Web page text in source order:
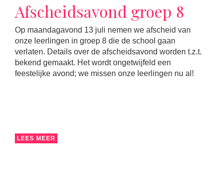
Afscheidsavond groep 8
Op maandagavond 13 juli nemen we afscheid van
onze leerlingen in groep 8 die de school gaan
verlaten. Details over de afscheidsavond worden t.z.t.
bekend gemaakt. Het wordt ongetwijfeld een
feestelijke avond; we missen onze leerlingen nu al!
LEES MEER